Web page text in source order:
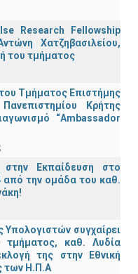
Research Fellowship
Χατζηβασιλείου,
του τμήματος
Τμήματος Επιστήμης
Κρήτης
“Ambassador
στην Εκπαίδευση στο
από την ομάδα του καθ.
συγχαίρει
καθ. Λυδία
της στην Εθνική
των Η.Π.Α